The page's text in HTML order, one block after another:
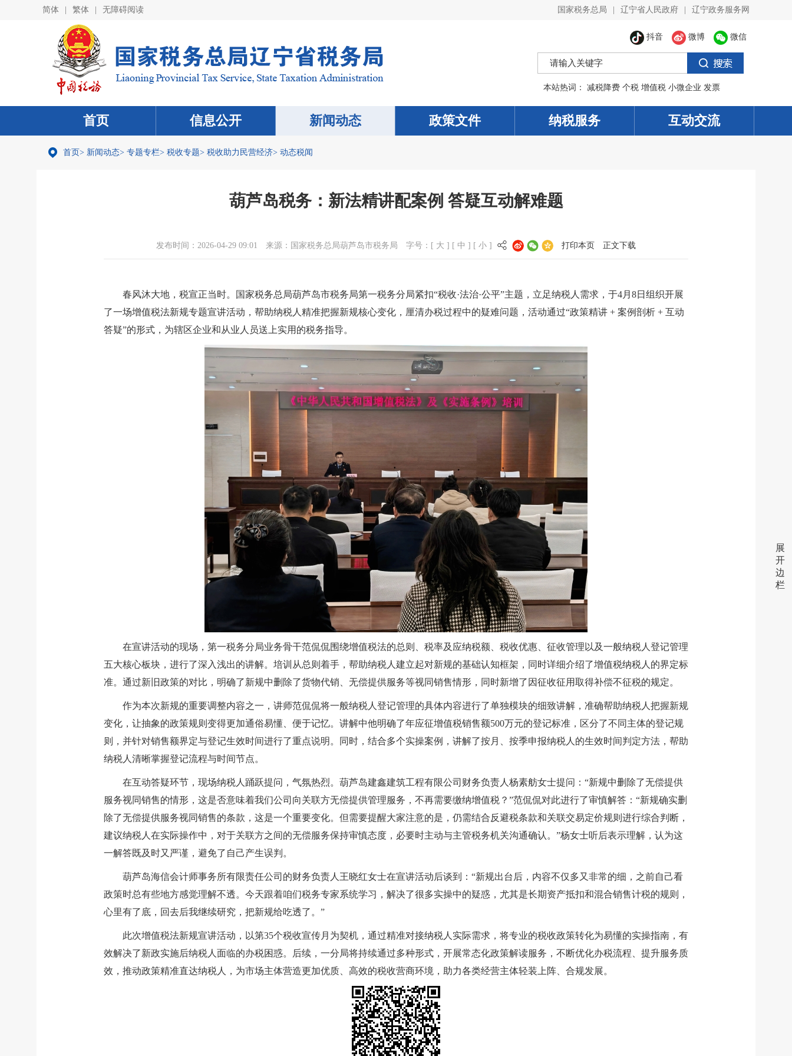
简体 繁体 无障碍阅读 国家税务总局 辽宁省人民政府 辽宁政务服务网
抖音 微博 微信
本站热词： 减税降费 个税 增值税 小微企业 发票
首页 信息公开 新闻动态 政策文件 纳税服务 互动交流
首页> 新闻动态> 专题专栏> 税收专题> 税收助力民营经济> 动态税闻
葫芦岛税务：新法精讲配案例 答疑互动解难题
发布时间：2026-04-29 09:01 来源： 国家税务总局葫芦岛市税务局 字号：[ 大 ] [ 中 ] [ 小 ] 打印本页 正文下载
春风沐大地，税宣正当时。国家税务总局葫芦岛市税务局第一税务分局紧扣“税收·法治·公平”主题，立足纳税人需求，于4月8日组织开展
了一场增值税法新规专题宣讲活动，帮助纳税人精准把握新规核心变化，厘清办税过程中的疑难问题，活动通过“政策精讲 + 案例剖析 + 互动
答疑”的形式，为辖区企业和从业人员送上实用的税务指导。
在宣讲活动的现场，第一税务分局业务骨干范侃侃围绕增值税法的总则、税率及应纳税额、税收优惠、征收管理以及一般纳税人登记管理
五大核心板块，进行了深入浅出的讲解。培训从总则着手，帮助纳税人建立起对新规的基础认知框架，同时详细介绍了增值税纳税人的界定标
准。通过新旧政策的对比，明确了新规中删除了货物代销、无偿提供服务等视同销售情形，同时新增了因征收征用取得补偿不征税的规定。
作为本次新规的重要调整内容之一，讲师范侃侃将一般纳税人登记管理的具体内容进行了单独模块的细致讲解，准确帮助纳税人把握新规
变化，让抽象的政策规则变得更加通俗易懂、便于记忆。讲解中他明确了年应征增值税销售额500万元的登记标准，区分了不同主体的登记规
则，并针对销售额界定与登记生效时间进行了重点说明。同时，结合多个实操案例，讲解了按月、按季申报纳税人的生效时间判定方法，帮助
纳税人清晰掌握登记流程与时间节点。
在互动答疑环节，现场纳税人踊跃提问，气氛热烈。葫芦岛建鑫建筑工程有限公司财务负责人杨素舫女士提问：“新规中删除了无偿提供
服务视同销售的情形，这是否意味着我们公司向关联方无偿提供管理服务，不再需要缴纳增值税？”范侃侃对此进行了审慎解答：“新规确实删
除了无偿提供服务视同销售的条款，这是一个重要变化。但需要提醒大家注意的是，仍需结合反避税条款和关联交易定价规则进行综合判断，
建议纳税人在实际操作中，对于关联方之间的无偿服务保持审慎态度，必要时主动与主管税务机关沟通确认。”杨女士听后表示理解，认为这
一解答既及时又严谨，避免了自己产生误判。
葫芦岛海信会计师事务所有限责任公司的财务负责人王晓红女士在宣讲活动后谈到：“新规出台后，内容不仅多又非常的细，之前自己看
政策时总有些地方感觉理解不透。今天跟着咱们税务专家系统学习，解决了很多实操中的疑惑，尤其是长期资产抵扣和混合销售计税的规则，
心里有了底，回去后我继续研究，把新规给吃透了。”
此次增值税法新规宣讲活动，以第35个税收宣传月为契机，通过精准对接纳税人实际需求，将专业的税收政策转化为易懂的实操指南，有
效解决了新政实施后纳税人面临的办税困惑。后续，一分局将持续通过多种形式，开展常态化政策解读服务，不断优化办税流程、提升服务质
效，推动政策精准直达纳税人，为市场主体营造更加优质、高效的税收营商环境，助力各类经营主体轻装上阵、合规发展。
展
开
边
栏